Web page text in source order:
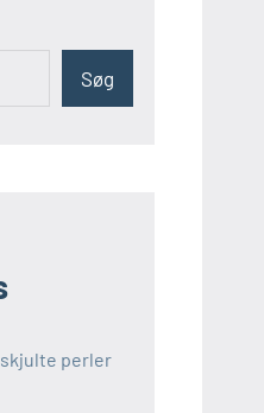
Søg
skjulte perler